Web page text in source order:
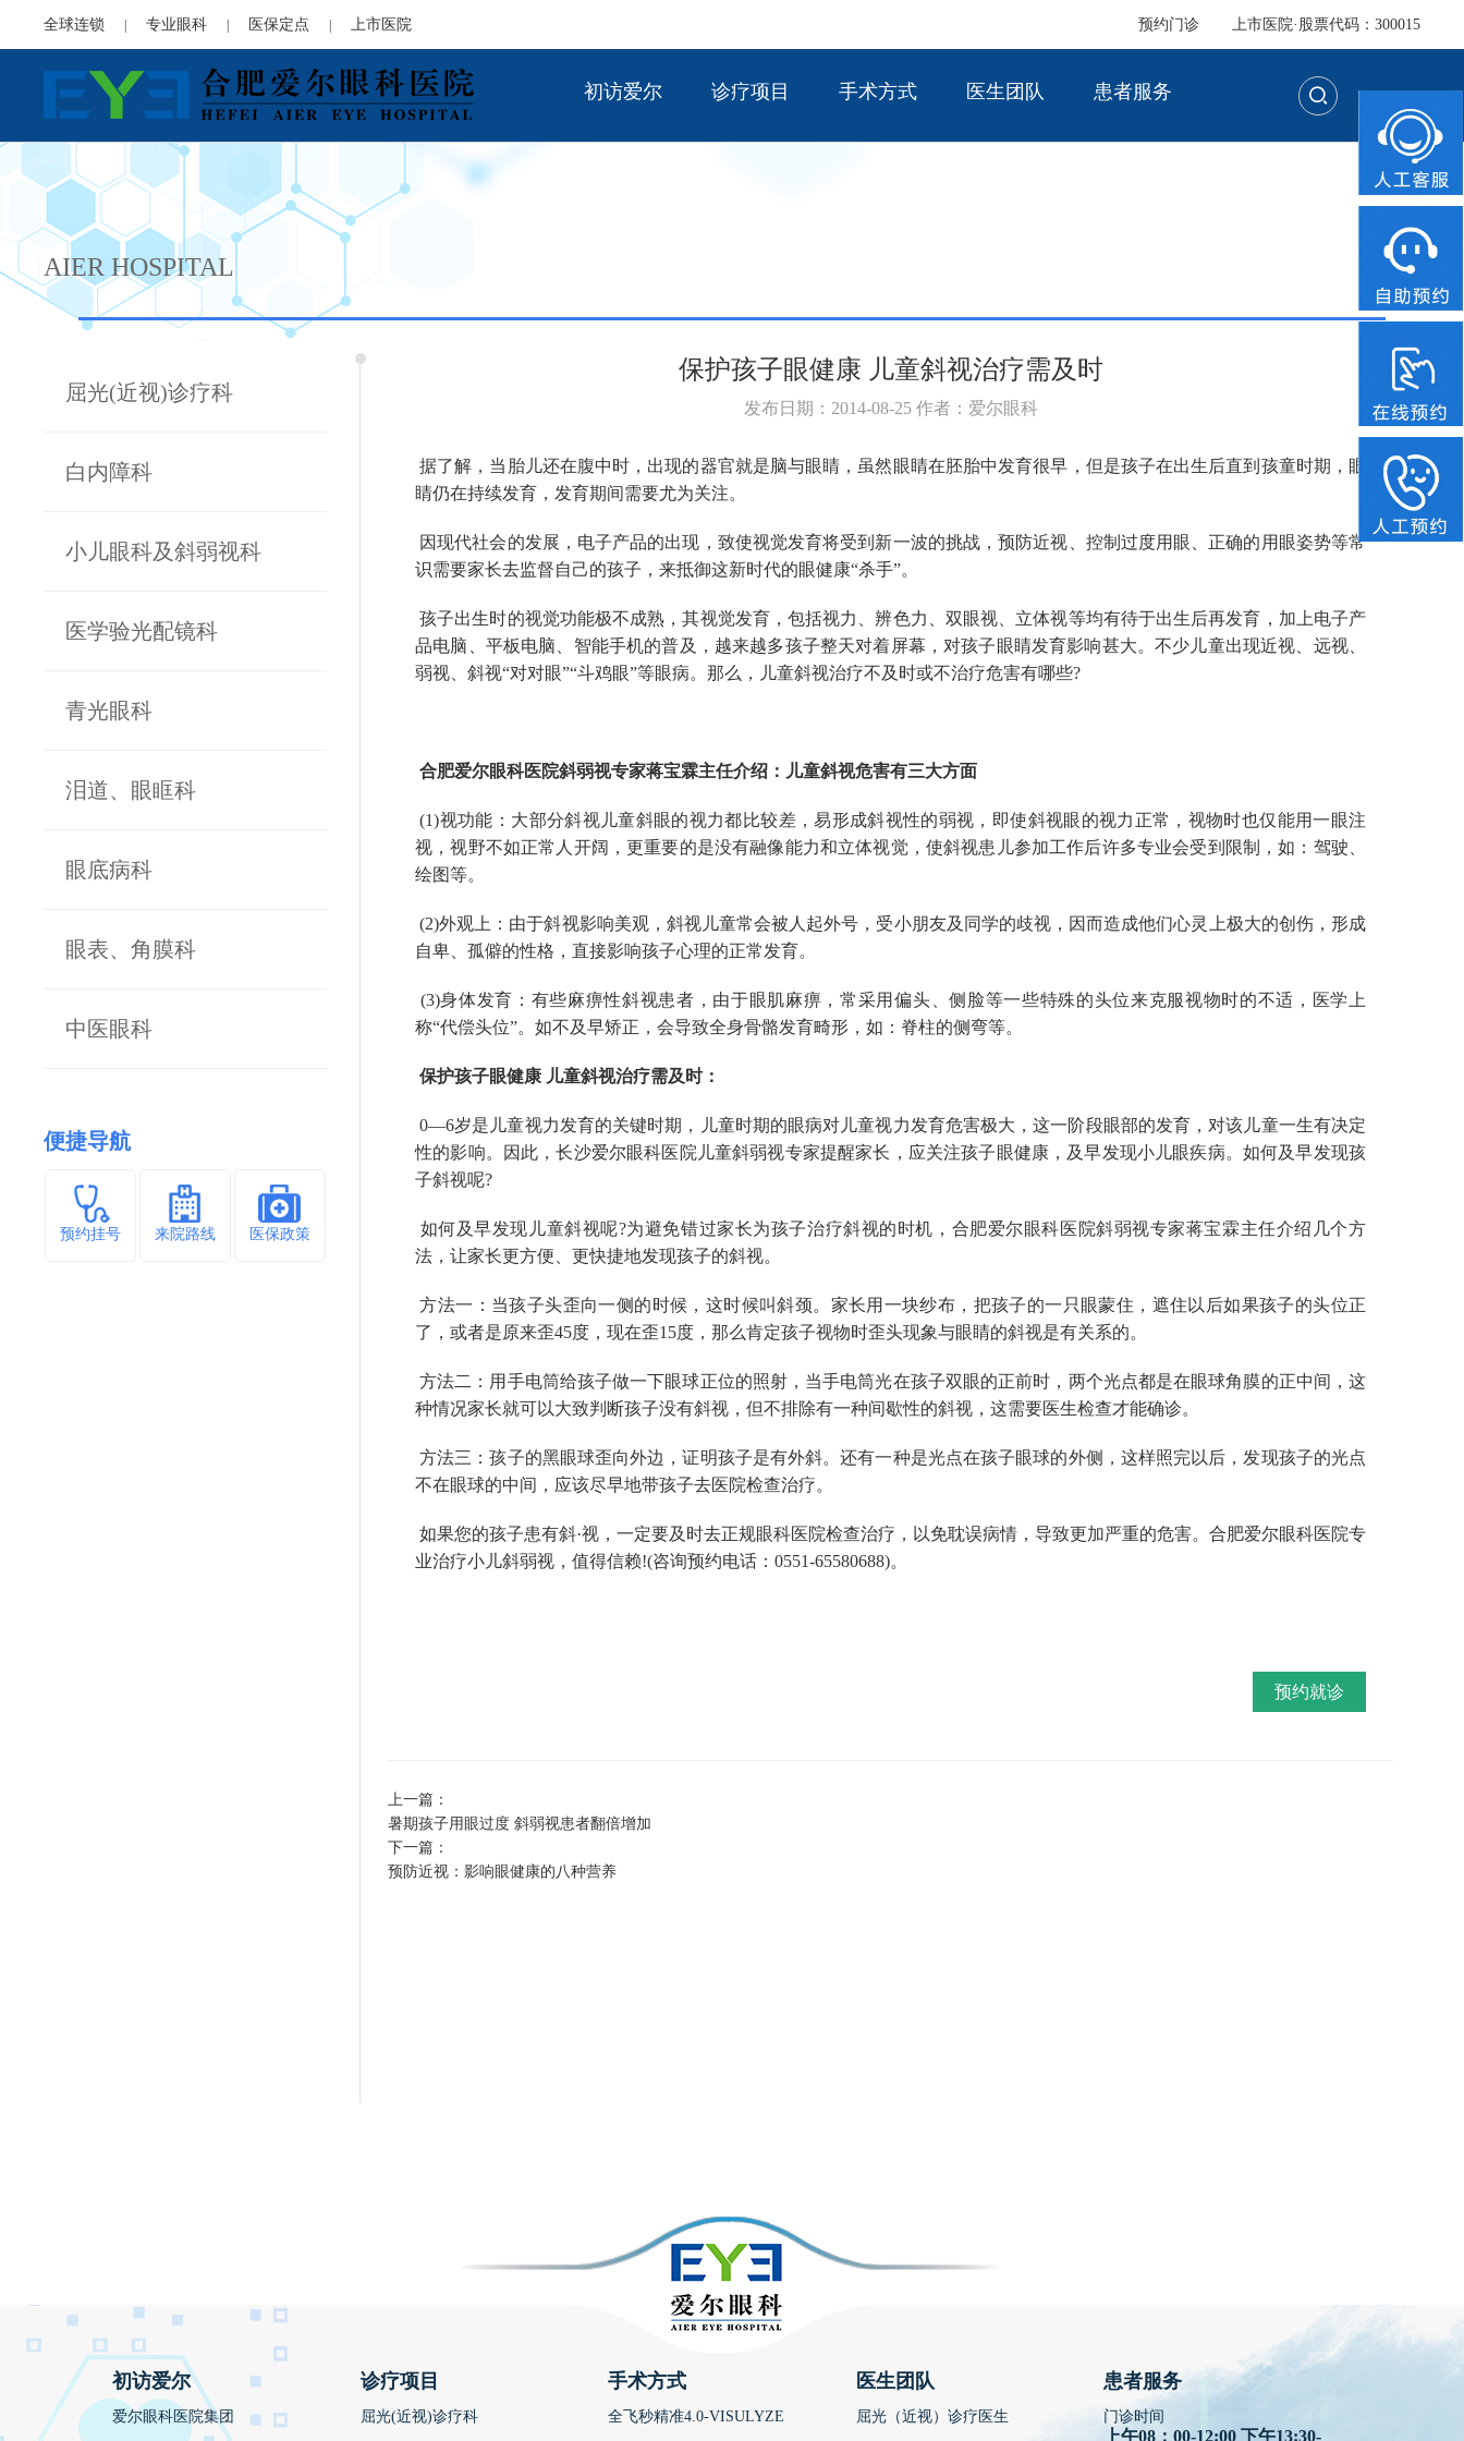
全球连锁 | 专业眼科 | 医保定点 | 上市医院 预约门诊 上市医院·股票代码：300015
初访爱尔 诊疗项目 手术方式 医生团队 患者服务
AIER HOSPITAL
屈光(近视)诊疗科
白内障科
小儿眼科及斜弱视科
医学验光配镜科
青光眼科
泪道、眼眶科
眼底病科
眼表、角膜科
中医眼科
便捷导航
预约挂号 来院路线 医保政策
保护孩子眼健康 儿童斜视治疗需及时
发布日期：2014-08-25 作者：爱尔眼科
据了解，当胎儿还在腹中时，出现的器官就是脑与眼睛，虽然眼睛在胚胎中发育很早，但是孩子在出生后直到孩童时期，眼
睛仍在持续发育，发育期间需要尤为关注。
因现代社会的发展，电子产品的出现，致使视觉发育将受到新一波的挑战，预防近视、控制过度用眼、正确的用眼姿势等常
识需要家长去监督自己的孩子，来抵御这新时代的眼健康“杀手”。
孩子出生时的视觉功能极不成熟，其视觉发育，包括视力、辨色力、双眼视、立体视等均有待于出生后再发育，加上电子产
品电脑、平板电脑、智能手机的普及，越来越多孩子整天对着屏幕，对孩子眼睛发育影响甚大。不少儿童出现近视、远视、
弱视、斜视“对对眼”“斗鸡眼”等眼病。那么，儿童斜视治疗不及时或不治疗危害有哪些?
合肥爱尔眼科医院斜弱视专家蒋宝霖主任介绍：儿童斜视危害有三大方面
(1)视功能：大部分斜视儿童斜眼的视力都比较差，易形成斜视性的弱视，即使斜视眼的视力正常，视物时也仅能用一眼注
视，视野不如正常人开阔，更重要的是没有融像能力和立体视觉，使斜视患儿参加工作后许多专业会受到限制，如：驾驶、
绘图等。
(2)外观上：由于斜视影响美观，斜视儿童常会被人起外号，受小朋友及同学的歧视，因而造成他们心灵上极大的创伤，形成
自卑、孤僻的性格，直接影响孩子心理的正常发育。
(3)身体发育：有些麻痹性斜视患者，由于眼肌麻痹，常采用偏头、侧脸等一些特殊的头位来克服视物时的不适，医学上
称“代偿头位”。如不及早矫正，会导致全身骨骼发育畸形，如：脊柱的侧弯等。
保护孩子眼健康 儿童斜视治疗需及时：
0—6岁是儿童视力发育的关键时期，儿童时期的眼病对儿童视力发育危害极大，这一阶段眼部的发育，对该儿童一生有决定
性的影响。因此，长沙爱尔眼科医院儿童斜弱视专家提醒家长，应关注孩子眼健康，及早发现小儿眼疾病。如何及早发现孩
子斜视呢?
如何及早发现儿童斜视呢?为避免错过家长为孩子治疗斜视的时机，合肥爱尔眼科医院斜弱视专家蒋宝霖主任介绍几个方
法，让家长更方便、更快捷地发现孩子的斜视。
方法一：当孩子头歪向一侧的时候，这时候叫斜颈。家长用一块纱布，把孩子的一只眼蒙住，遮住以后如果孩子的头位正
了，或者是原来歪45度，现在歪15度，那么肯定孩子视物时歪头现象与眼睛的斜视是有关系的。
方法二：用手电筒给孩子做一下眼球正位的照射，当手电筒光在孩子双眼的正前时，两个光点都是在眼球角膜的正中间，这
种情况家长就可以大致判断孩子没有斜视，但不排除有一种间歇性的斜视，这需要医生检查才能确诊。
方法三：孩子的黑眼球歪向外边，证明孩子是有外斜。还有一种是光点在孩子眼球的外侧，这样照完以后，发现孩子的光点
不在眼球的中间，应该尽早地带孩子去医院检查治疗。
如果您的孩子患有斜·视，一定要及时去正规眼科医院检查治疗，以免耽误病情，导致更加严重的危害。合肥爱尔眼科医院专
业治疗小儿斜弱视，值得信赖!(咨询预约电话：0551-65580688)。
预约就诊
上一篇：
暑期孩子用眼过度 斜弱视患者翻倍增加
下一篇：
预防近视：影响眼健康的八种营养
初访爱尔
爱尔眼科医院集团
诊疗项目
屈光(近视)诊疗科
手术方式
全飞秒精准4.0-VISULYZE
医生团队
屈光（近视）诊疗医生
患者服务
门诊时间
上午08：00-12:00 下午13:30-